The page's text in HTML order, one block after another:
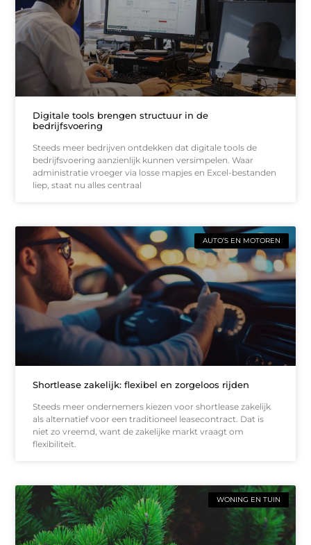
Digitale tools brengen structuur in de
bedrijfsvoering
Steeds meer bedrijven ontdekken dat digitale tools de
bedrijfsvoering aanzienlijk kunnen versimpelen. Waar
administratie vroeger via losse mapjes en Excel-bestanden
liep, staat nu alles centraal
AUTO’S EN MOTOREN
Shortlease zakelijk: flexibel en zorgeloos rijden
Steeds meer ondernemers kiezen voor shortlease zakelijk
als alternatief voor een traditioneel leasecontract. Dat is
niet zo vreemd, want de zakelijke markt vraagt om
flexibiliteit.
WONING EN TUIN